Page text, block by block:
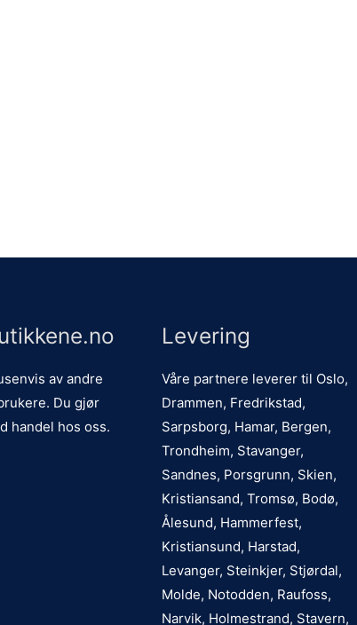
av andre
Du gjør
handel hos oss.
Levering
Våre partnere leverer til Oslo,
Drammen, Fredrikstad,
Sarpsborg, Hamar, Bergen,
Trondheim, Stavanger,
Sandnes, Porsgrunn, Skien,
Kristiansand, Tromsø, Bodø,
Ålesund, Hammerfest,
Kristiansund, Harstad,
Levanger, Steinkjer, Stjørdal,
Molde, Notodden, Raufoss,
Narvik, Holmestrand, Stavern,